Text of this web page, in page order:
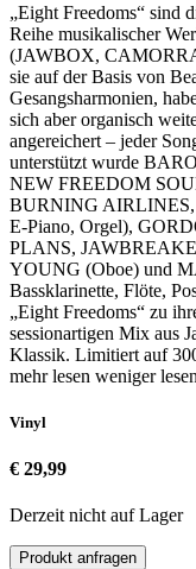
„Eight Freedoms“ sind
Reihe musikalischer
(JAWBOX,
sie auf der Basis von
Gesangsharmonien,
sich aber organisch
angereichert – jeder
unterstützt wurde
NEW FREEDOM
BURNING AIRLINES,
E-Piano, Orgel),
PLANS,
YOUNG (Oboe) und
Bassklarinette, Flöte,
„Eight Freedoms“ zu
sessionartigen Mix aus
Klassik. Limitiert auf
mehr lesen weniger lesen
Vinyl
€ 29,99
Derzeit nicht auf Lager
Produkt anfragen